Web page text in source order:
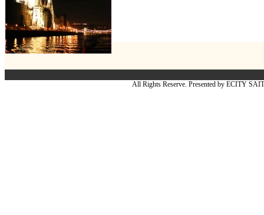
All Rights Reserve. Presented by ECITY